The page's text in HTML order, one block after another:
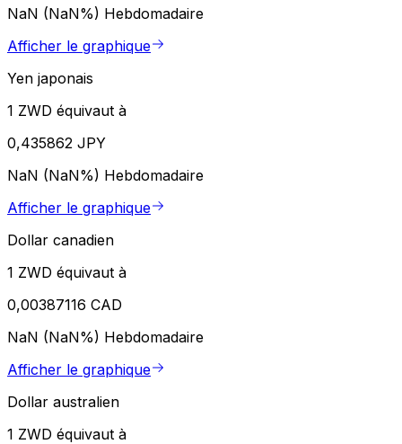
NaN (NaN%) Hebdomadaire
Afficher le graphique
Yen japonais
1 ZWD équivaut à
0,435862 JPY
NaN (NaN%) Hebdomadaire
Afficher le graphique
Dollar canadien
1 ZWD équivaut à
0,00387116 CAD
NaN (NaN%) Hebdomadaire
Afficher le graphique
Dollar australien
1 ZWD équivaut à